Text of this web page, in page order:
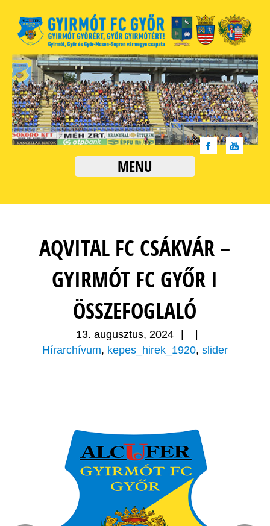
MENU
AQVITAL FC CSÁKVÁR –
GYIRMÓT FC GYŐR I
ÖSSZEFOGLALÓ
13. augusztus, 2024
Hírarchívum, kepes_hirek_1920, slider